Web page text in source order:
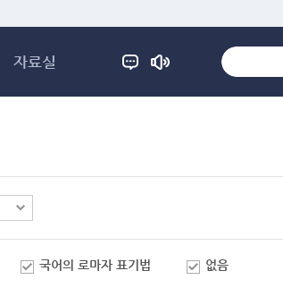
자료실
국어의 로마자 표기법 없음